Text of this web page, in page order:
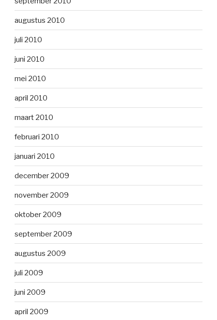
augustus 2010
juli 2010
juni 2010
mei 2010
april 2010
maart 2010
februari 2010
januari 2010
december 2009
november 2009
oktober 2009
september 2009
augustus 2009
juli 2009
juni 2009
april 2009